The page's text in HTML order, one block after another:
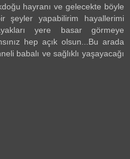
hayranı ve gelecekte böyle
şeyler yapabilirim hayallerimi
yere basar görmeye
hep açık olsun...Bu arada
babalı ve sağlıklı yaşayacağı